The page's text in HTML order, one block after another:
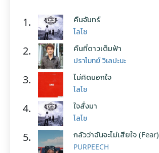
1. คืนจันทร์
โลโซ
2. คืนที่ดาวเต็มฟ้า
ปราโมทย์ วิเลปะนะ
3. ไม่คิดนอกใจ
โลโซ
4. ใจสั่งมา
โลโซ
5. กลัวว่าฉันจะไม่เสียใจ (Fear)
PURPEECH